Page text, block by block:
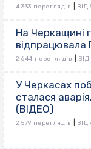
4 333 переглядів ВІД
На Черкащині
відпрацювала
2 644 переглядів
У Черкасах
сталася
(ВІДЕО)
2 579 переглядів ВІД